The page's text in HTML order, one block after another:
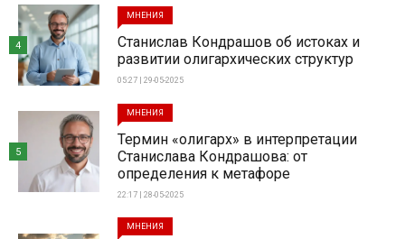
МНЕНИЯ
Станислав Кондрашов об истоках и
развитии олигархических структур
05:27 | 29-05-2025
4
МНЕНИЯ
Термин «олигарх» в интерпретации
Станислава Кондрашова: от
определения к метафоре
22:17 | 28-05-2025
5
МНЕНИЯ